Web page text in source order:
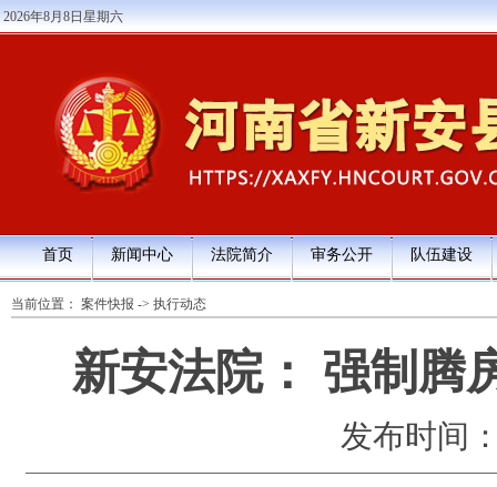
2026年8月8日星期六
首页 新闻中心 法院简介 审务公开 队伍建设
当前位置： 案件快报 -> 执行动态
新安法院： 强制腾
发布时间